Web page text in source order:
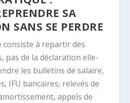
SA
SANS SE PERDRE
consiste à repartir des
pas de la déclaration elle-
les bulletins de salaire,
IFU bancaires, relevés de
appels de